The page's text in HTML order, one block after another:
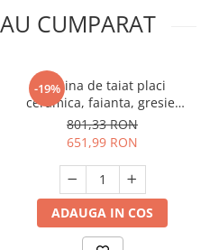
CUMPARAT
-19%
Masina de taiat placi
ceramica, faianta, gresie,
100cm, Raider RD-TC18
801,33 RON
651,99 RON
ADAUGA IN COS